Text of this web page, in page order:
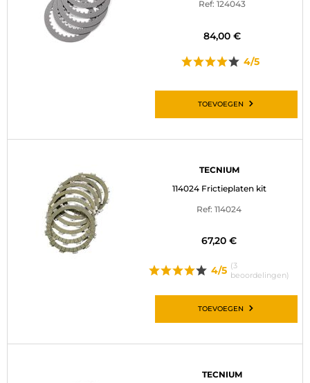
Ref: 124043
84,00 €
4/5
TOEVOEGEN
TECNIUM
114024 Frictieplaten kit
Ref: 114024
67,20 €
4/5 (3
beoordelingen)
TOEVOEGEN
TECNIUM